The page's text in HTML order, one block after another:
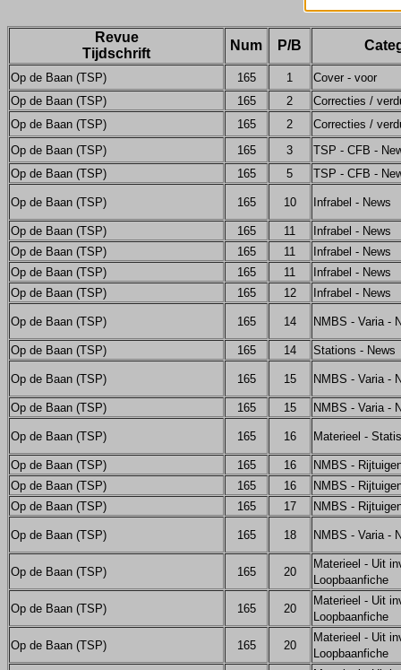
Revue
Tijdschrift
Num P/B
Op de Baan (TSP) 165 1
Cover - voor
Op de Baan (TSP)
165 2
Correcties /
Op de Baan (TSP)
165 2
Correcties /
Op de Baan (TSP)
165 3
TSP - CFB -
Op de Baan (TSP)
165 5 TSP - CFB -
Op de Baan (TSP) 165 10 Infrabel - News
Op de Baan (TSP) 165 11
Infrabel - News
Op de Baan (TSP)
165 11
Infrabel - News
Op de Baan (TSP)
165 11
Infrabel - News
Op de Baan (TSP)
165 12 Infrabel - News
Op de Baan (TSP) 165 14 NMBS - Varia -
Op de Baan (TSP) 165 14 Stations - News
Op de Baan (TSP) 165 15 NMBS - Varia -
Op de Baan (TSP) 165 15 NMBS - Varia -
Op de Baan (TSP) 165 16 Materieel -
Op de Baan (TSP) 165 16
NMBS -
Op de Baan (TSP)
165 16
NMBS -
Op de Baan (TSP)
165 17 NMBS -
Op de Baan (TSP) 165 18 NMBS - Varia -
Op de Baan (TSP) 165 20
Materieel - Uit
Loopbaanfiche
Op de Baan (TSP) 165 20
Materieel - Uit
Loopbaanfiche
Op de Baan (TSP) 165 20
Materieel - Uit
Loopbaanfiche